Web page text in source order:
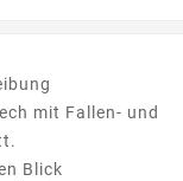
mit Fallen- und
Blick